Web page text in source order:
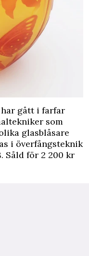
har gått i farfar
som
glasblåsare
i överfångsteknik
Såld för 2 200 kr